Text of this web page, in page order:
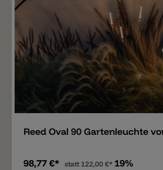
Reed Oval 90 Gartenleuchte
98,77 €* statt 122,00 €* 19%